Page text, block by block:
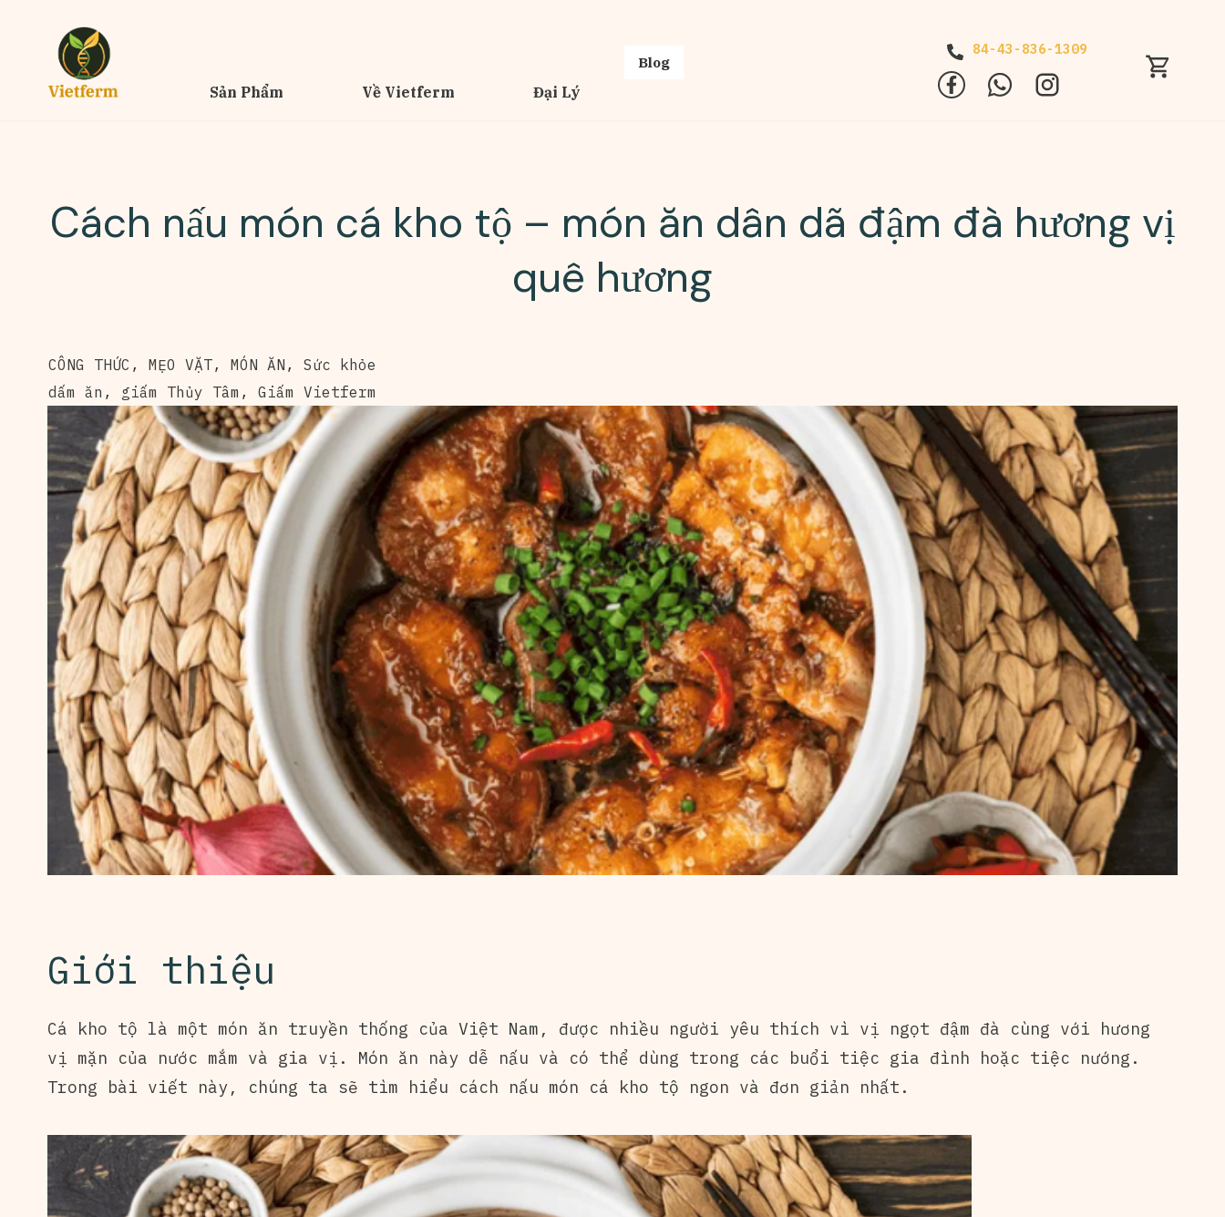
Sản Phẩm Về Vietferm Đại Lý
Blog
84-43-836-1309
Cách nấu món cá kho tộ – món ăn dân dã đậm đà hương vị
quê hương
CÔNG THỨC , MẸO VẶT, MÓN ĂN , Sức khỏe
dấm ăn , giấm Thủy Tâm , Giấm Vietferm
Giới thiệu
Cá kho tộ là một món ăn truyền thống của Việt Nam, được nhiều người yêu thích vì vị ngọt đậm đà cùng với hương
vị mặn của nước mắm và gia vị. Món ăn này dễ nấu và có thể dùng trong các buổi tiệc gia đình hoặc tiệc nướng.
Trong bài viết này, chúng ta sẽ tìm hiểu cách nấu món cá kho tộ ngon và đơn giản nhất.